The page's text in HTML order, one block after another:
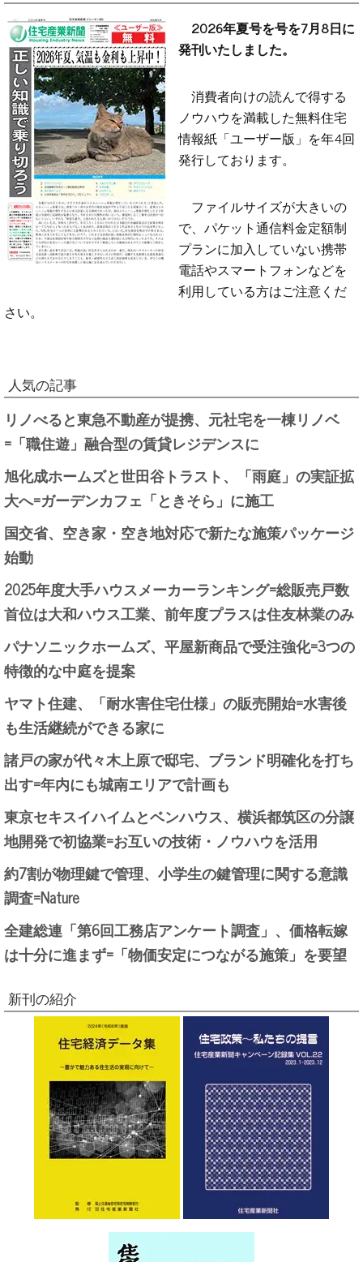
2026年夏号を号を7月8日に
発刊いたしました。
消費者向けの読んで得する
ノウハウを満載した無料住宅
情報紙「ユーザー版」を年4回
発行しております。
ファイルサイズが大きいの
で、パケット通信料金定額制
プランに加入していない携帯
電話やスマートフォンなどを
利用している方はご注意くだ
さい。
人気の記事
リノべると東急不動産が提携、元社宅を一棟リノベ
=「職住遊」融合型の賃貸レジデンスに
旭化成ホームズと世田谷トラスト、「雨庭」の実証拡
大へ=ガーデンカフェ「ときそら」に施工
国交省、空き家・空き地対応で新たな施策パッケージ
始動
2025年度大手ハウスメーカーランキング=総販売戸数
首位は大和ハウス工業、前年度プラスは住友林業のみ
パナソニックホームズ、平屋新商品で受注強化=3つの
特徴的な中庭を提案
ヤマト住建、「耐水害住宅仕様」の販売開始=水害後
も生活継続ができる家に
諸戸の家が代々木上原で邸宅、ブランド明確化を打ち
出す=年内にも城南エリアで計画も
東京セキスイハイムとベンハウス、横浜都筑区の分譲
地開発で初協業=お互いの技術・ノウハウを活用
約7割が物理鍵で管理、小学生の鍵管理に関する意識
調査=Nature
全建総連「第6回工務店アンケート調査」、価格転嫁
は十分に進まず=「物価安定につながる施策」を要望
新刊の紹介